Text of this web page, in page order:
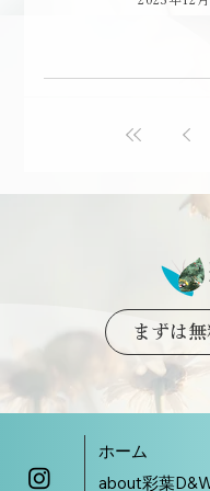
まずは
ホーム
about彩葉